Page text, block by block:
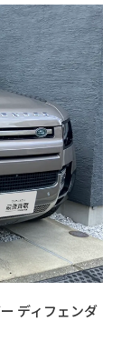
ディフェンダ